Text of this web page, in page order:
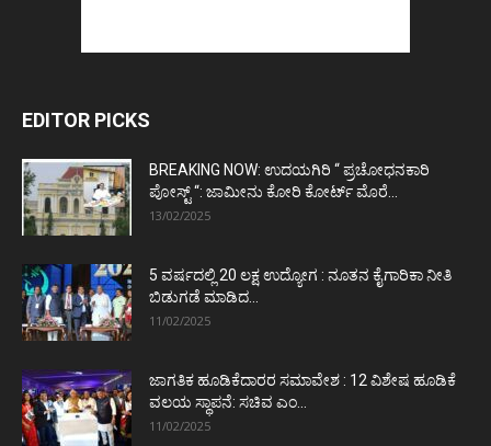
EDITOR PICKS
BREAKING NOW: ಉದಯಗಿರಿ “ ಪ್ರಚೋಧನಕಾರಿ
ಪೋಸ್ಟ್‌ “: ಜಾಮೀನು ಕೋರಿ ಕೋರ್ಟ್‌ ಮೊರೆ...
13/02/2025
5 ವರ್ಷದಲ್ಲಿ 20 ಲಕ್ಷ ಉದ್ಯೋಗ : ನೂತನ ಕೈಗಾರಿಕಾ ನೀತಿ
ಬಿಡುಗಡೆ ಮಾಡಿದ...
11/02/2025
ಜಾಗತಿಕ ಹೂಡಿಕೆದಾರರ ಸಮಾವೇಶ : 12 ವಿಶೇಷ ಹೂಡಿಕೆ
ವಲಯ ಸ್ಥಾಪನೆ: ಸಚಿವ ಎಂ...
11/02/2025